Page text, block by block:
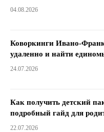
04.08.2026
Коворкинги Ивано-
удаленно и найти
24.07.2026
Как получить детский
подробный гайд для
22.07.2026